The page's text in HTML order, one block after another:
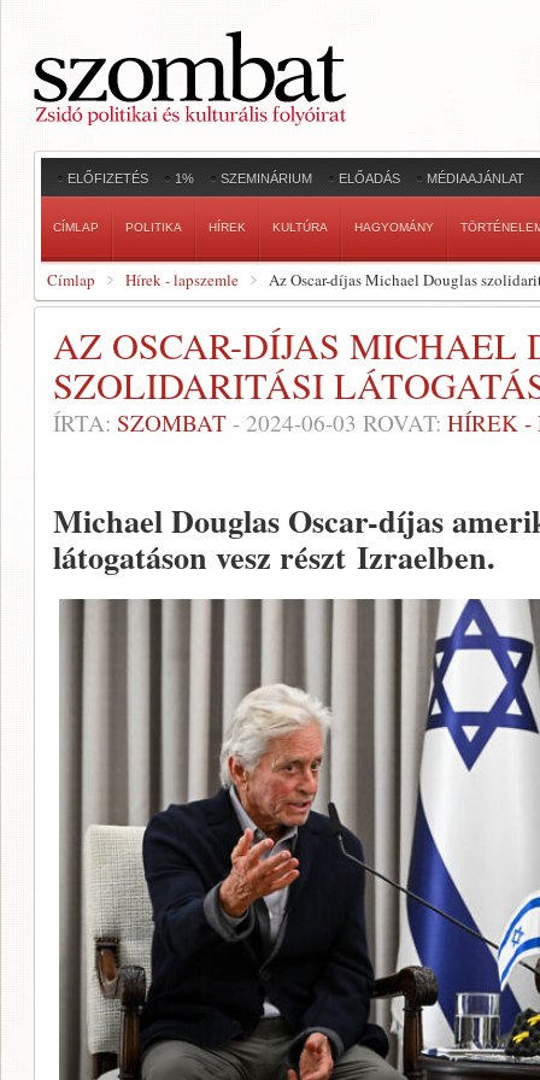
ELŐFIZETÉS 1% SZEMINÁRIUM ELŐADÁS MÉDIAAJÁNLAT
CÍMLAP POLITIKA HÍREK KULTÚRA HAGYOMÁNY
Címlap Hírek - lapszemle Az Oscar-díjas Michael Douglas
AZ OSCAR-DÍJAS MICHAEL
SZOLIDARITÁSI
ÍRTA: SZOMBAT - 2024-06-03 ROVAT: HÍREK -
Michael Douglas Oscar-díjas
látogatáson vesz részt Izraelben.